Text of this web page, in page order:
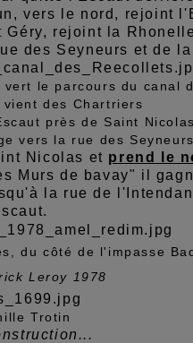
vers le nord, rejoint
rejoint la
des Seyneurs et de
le parcours du canal
des Chartriers
près de Saint Nicolas
vers la rue des Seyneurs
Nicolas et prend le
Murs de bavay" il
la rue de
du côté de l'impasse
Leroy 1978
Trotin